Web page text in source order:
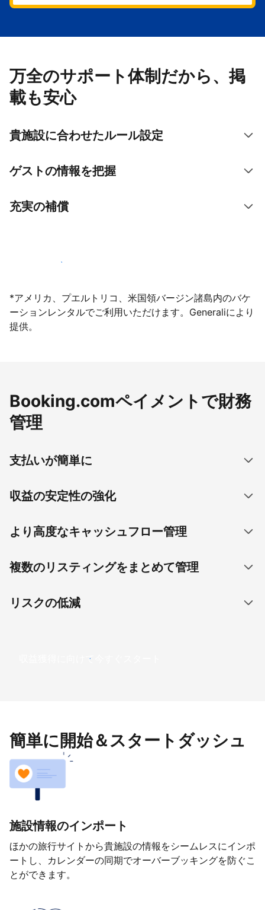
万全のサポート体制だから、掲
載も安心
貴施設に合わせたルール設定
ゲストの情報を把握
充実の補償
今すぐ掲載登録する
*アメリカ、プエルトリコ、米国領バージン諸島内のバケ
ーションレンタルでご利用いただけます。Generaliにより
提供。
Booking.comペイメントで財務
管理
支払いが簡単に
収益の安定性の強化
より高度なキャッシュフロー管理
複数のリスティングをまとめて管理
リスクの低減
収益獲得に向けて今すぐスタート
簡単に開始＆スタートダッシュ
施設情報のインポート
ほかの旅行サイトから貴施設の情報をシームレスにインポ
ートし、カレンダーの同期でオーバーブッキングを防ぐこ
とができます。